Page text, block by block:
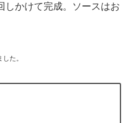
しかけて完成。ソースはお
た。